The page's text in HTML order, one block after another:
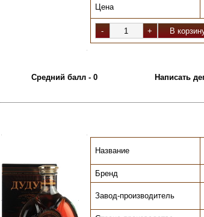
Цена
Средний балл - 0 Написать
Название
Бренд
Завод-производитель